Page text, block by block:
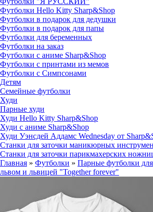
Футболки Hello Kitty Sharp&Shop
Футболки в подарок для дедушки
Футболки в подарок для папы
Футболки для беременных
Футболки на заказ
Футболки с аниме Sharp&Shop
Футболки с принтами из мемов
Футболки с Симпсонами
Детям
Семейные футболки
Худи
Парные худи
Худи Hello Kitty Sharp&Shop
Худи с аниме Sharp&Shop
Худи Уэнсдей Аддамс Wednesday от
Станки для заточки маникюрных
Станки для заточки парикмахерских
Главная » Футболки » Парные футболки
львом и львицей "Together forever"